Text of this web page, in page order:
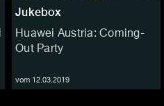
Jukebox
Huawei Austria: Coming-
Out Party
vom 12.03.2019